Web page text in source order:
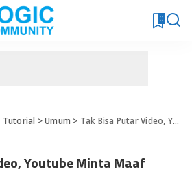
0
Tutorial >Umum > Tak Bisa Putar Video, Youtube Minta Maaf
Youtube Minta Maaf